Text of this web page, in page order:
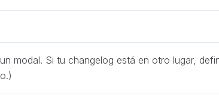
modal. Si tu changelog está en otro lugar,